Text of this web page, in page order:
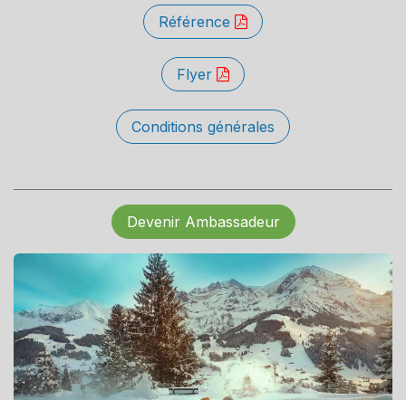
Référence
Flyer
Conditions générales
Devenir Ambassadeur